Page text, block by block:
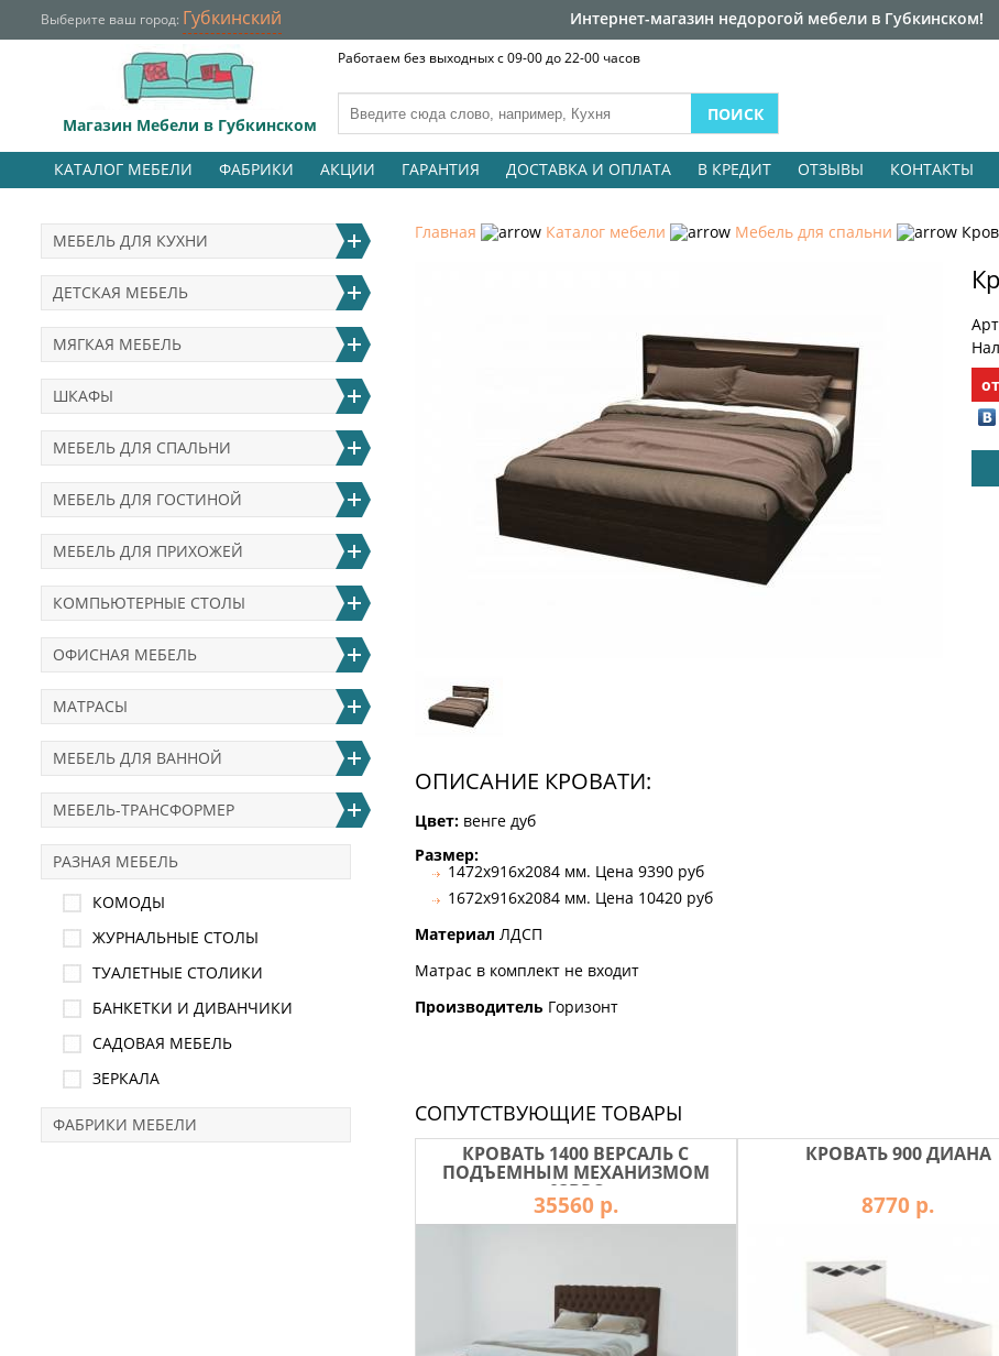
Выберите ваш город: Губкинский Интернет-магазин недорогой мебели в Губкинском!
Магазин Мебели в Губкинском
Работаем без выходных с 09-00 до 22-00 часов
КАТАЛОГ МЕБЕЛИ ФАБРИКИ АКЦИИ ГАРАНТИЯ ДОСТАВКА И ОПЛАТА В КРЕДИТ ОТЗЫВЫ КОНТАКТЫ
Главная Каталог мебели Мебель для спальни
от
ОПИСАНИЕ КРОВАТИ:
Цвет: венге дуб
Размер:
1472х916х2084 мм. Цена 9390 руб
1672х916х2084 мм. Цена 10420 руб
Материал ЛДСП
Матрас в комплект не входит
Производитель Горизонт
СОПУТСТВУЮЩИЕ ТОВАРЫ
КРОВАТЬ 1400 ВЕРСАЛЬ С
ПОДЪЕМНЫМ МЕХАНИЗМОМ
03ВРС
35560 р.
КРОВАТЬ 900 ДИАНА
8770 р.
МЕБЕЛЬ ДЛЯ КУХНИ
ДЕТСКАЯ МЕБЕЛЬ
МЯГКАЯ МЕБЕЛЬ
ШКАФЫ
МЕБЕЛЬ ДЛЯ СПАЛЬНИ
МЕБЕЛЬ ДЛЯ ГОСТИНОЙ
МЕБЕЛЬ ДЛЯ ПРИХОЖЕЙ
КОМПЬЮТЕРНЫЕ СТОЛЫ
ОФИСНАЯ МЕБЕЛЬ
МАТРАСЫ
МЕБЕЛЬ ДЛЯ ВАННОЙ
МЕБЕЛЬ-ТРАНСФОРМЕР
РАЗНАЯ МЕБЕЛЬ
КОМОДЫ
ЖУРНАЛЬНЫЕ СТОЛЫ
ТУАЛЕТНЫЕ СТОЛИКИ
БАНКЕТКИ И ДИВАНЧИКИ
САДОВАЯ МЕБЕЛЬ
ЗЕРКАЛА
ФАБРИКИ МЕБЕЛИ